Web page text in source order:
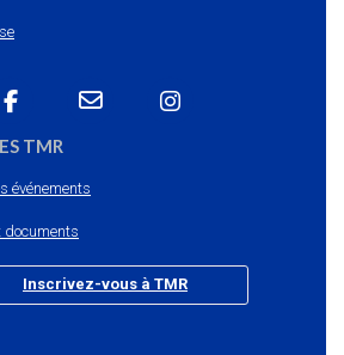
TMR
événements
documents
Inscrivez-vous à TMR